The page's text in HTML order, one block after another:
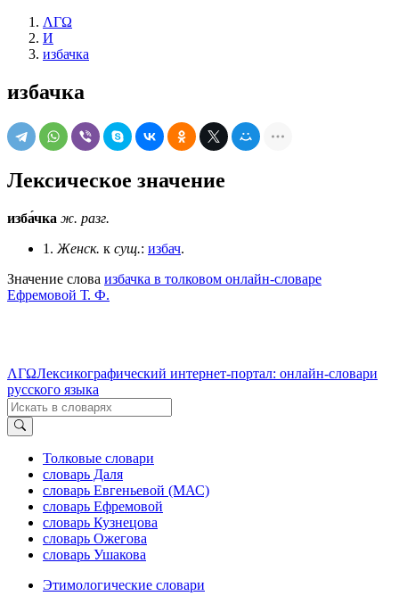
ΛΓΩ
И
избачка
избачка
Лексическое значение
изба́чка ж. разг.
1. Женск. к сущ.: избач.
Значение слова избачка в толковом онлайн-словаре
Ефремовой Т. Ф.
ΛΓΩЛексикографический интернет-портал: онлайн-словари
русского языка
Толковые словари
словарь Даля
словарь Евгеньевой (МАС)
словарь Ефремовой
словарь Кузнецова
словарь Ожегова
словарь Ушакова
Этимологические словари